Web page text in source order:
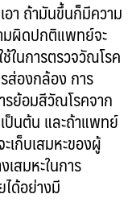
า ถ้ามันขึ้นก็มีความ
มผิดปกติแพทย์จะ
ในการตรวจวัณโรค
ส่องกล้อง การ
รย้อมสีวัณโรคจาก
เป็นต้น และถ้าแพทย์
ก็บเสมหะของผู้
สมหะในการ
ด้อย่างมี